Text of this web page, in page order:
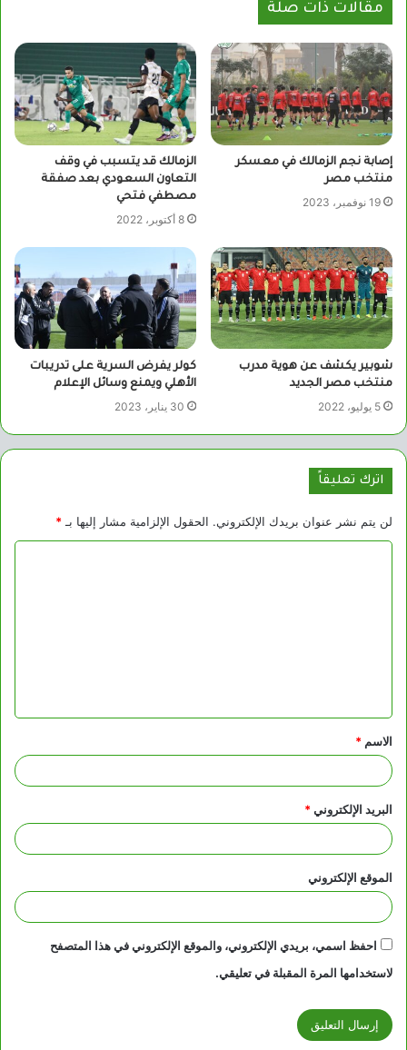
مقالات ذات صلة
إصابة نجم الزمالك في معسكر
منتخب مصر
19 نوفمبر، 2023
الزمالك قد يتسبب في وقف
التعاون السعودي بعد صفقة
مصطفي فتحي
8 أكتوبر، 2022
شوبير يكشف عن هوية مدرب
منتخب مصر الجديد
5 يوليو، 2022
كولر يفرض السرية على تدريبات
الأهلي ويمنع وسائل الإعلام
30 يناير، 2023
اترك تعليقاً
لن يتم نشر عنوان بريدك الإلكتروني. الحقول الإلزامية مشار إليها بـ *
ق
*
الاسم *
البريد الإلكتروني*
الموقع الإلكتروني
احفظ اسمي، بريدي الإلكتروني، والموقع الإلكتروني في هذا المتصفح
لاستخدامها المرة المقبلة في تعليقي.